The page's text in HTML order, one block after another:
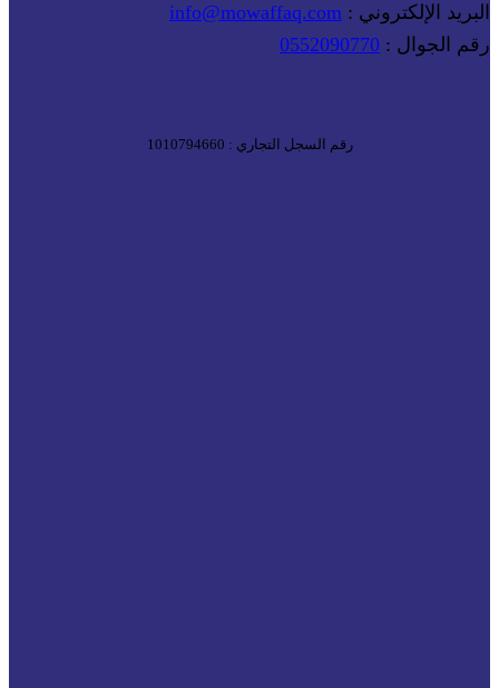
البريد الإلكتروني : info@mowaffaq.com
رقم الجوال : 0552090770
رقم السجل التجاري : 1010794660